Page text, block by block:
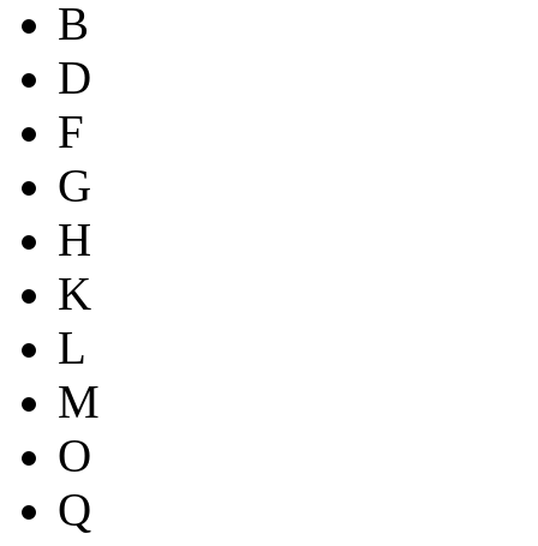
B
D
F
G
H
K
L
M
O
Q